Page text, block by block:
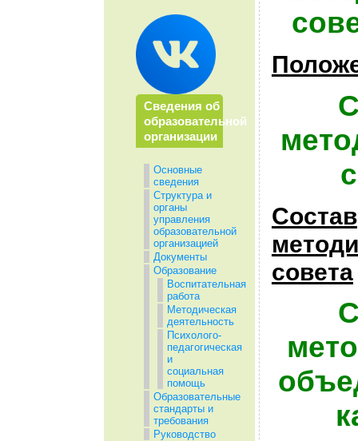
Сведения об
образовательной
организации
Основные
сведения
Структура и
органы
управления
образовательной
организацией
Документы
Образование
Воспитательная
работа
Методическая
деятельность
Психолого-
педагогическая
и
социальная
помощь
Образовательные
стандарты и
требования
Руководство
Состав
совета